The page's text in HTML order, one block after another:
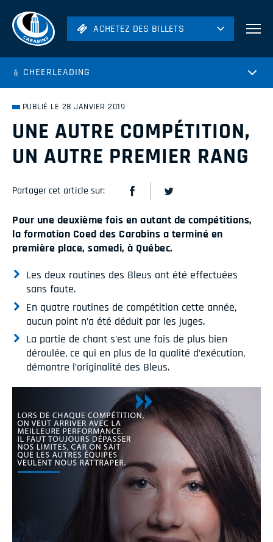
ACHETEZ DES BILLETS
Hockey
ACHETEZ DES BILLETS
CHEERLEADING
PUBLIÉ LE 28 JANVIER 2019
UNE AUTRE COMPÉTITION,
UN AUTRE PREMIER RANG
Partager cet article sur:
Pour une deuxième fois en autant de compétitions,
la formation Coed des Carabins a terminé en
première place, samedi, à Québec.
Les deux routines des Bleus ont été effectuées
sans faute.
En quatre routines de compétition cette année,
aucun point n’a été déduit par les juges.
La partie de chant s’est une fois de plus bien
déroulée, ce qui en plus de la qualité d’exécution,
démontre l’originalité des Bleus.